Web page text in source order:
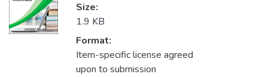
Size:
1.9 KB
Format:
Item-specific license agreed
upon to submission